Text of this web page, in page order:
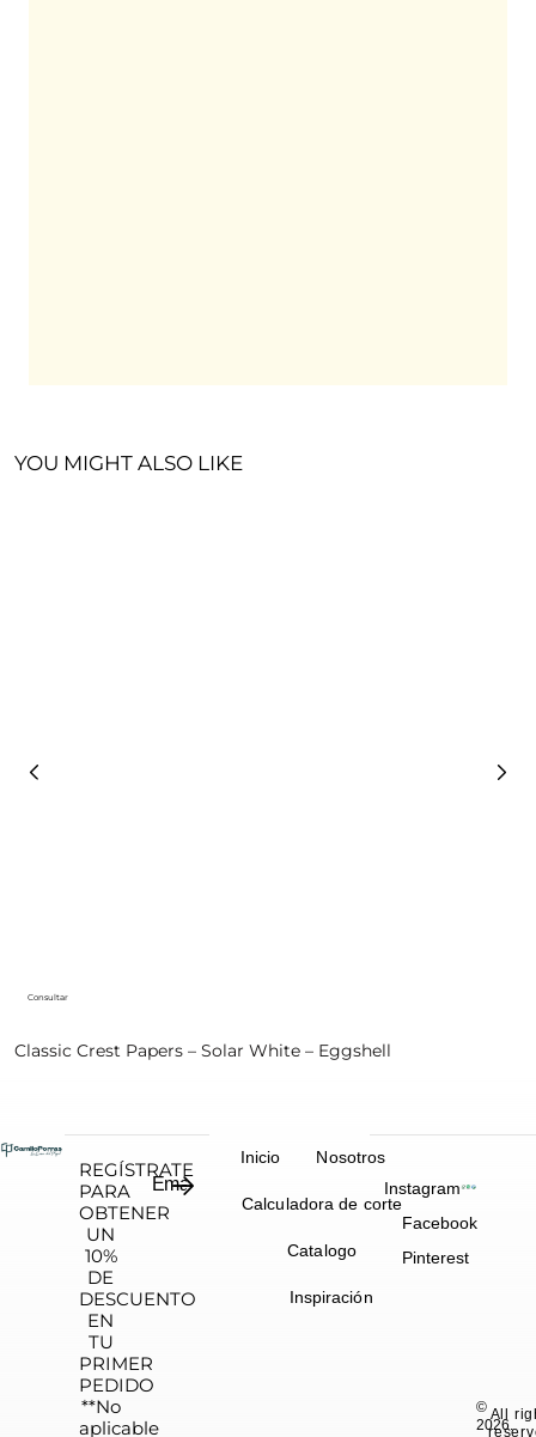
YOU MIGHT ALSO LIKE
Consultar
Classic Crest Papers – Solar White – Eggshell
REGÍSTRATE
PARA
OBTENER
UN
10%
DE
DESCUENTO
EN
TU
PRIMER
PEDIDO
**No
aplicable
Inicio Nosotros
Calculadora de corte
Catalogo
Inspiración
©
2026.
All
Instagram
Facebook
Pinterest